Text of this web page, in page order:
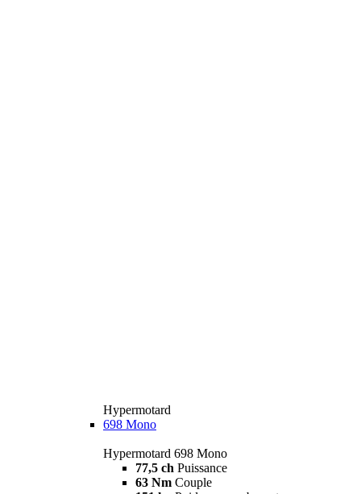
Hypermotard
698 Mono
Hypermotard 698 Mono
77,5 ch Puissance
63 Nm Couple